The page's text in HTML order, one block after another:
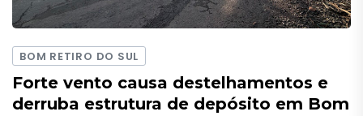
BOM RETIRO DO SUL
Forte vento causa destelhamentos e
derruba estrutura de depósito em Bom